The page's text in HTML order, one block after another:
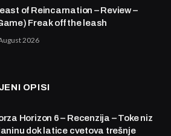
of Reincarnation – Review –
Freak off the leash
2026
OPISI
Horizon 6 – Recenzija – Toke niz
dok latice cvetova trešnje